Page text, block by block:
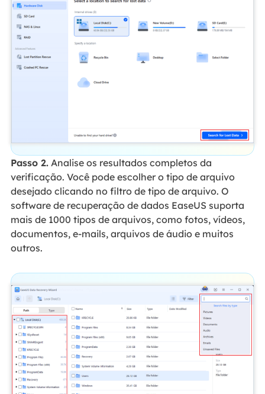
Passo 2.Analise os resultados completos da
verificação. Você pode escolher o tipo de arquivo
desejado clicando no filtro de tipo de arquivo. O
software de recuperação de dados EaseUS suporta
mais de 1000 tipos de arquivos, como fotos, vídeos,
documentos, e-mails, arquivos de áudio e muitos
outros.